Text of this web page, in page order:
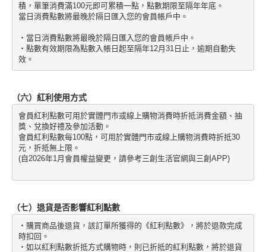
積，單筆消費滿100元即可累積一點，點數期限至隔年年底。
當日消費點數將最晚於隔日匯入您的會員帳戶中。
・當日消費點數將最晚於隔日匯入您的會員帳戶中。
・點數有效期限為點數入帳日起至隔年12月31日止，逾期自動失
效。
（六）紅利使用方式
會員紅利點數可用於實體門市或線上購物消費時折抵消費金額、抽
獎、兌換好禮及參加活動。
會員紅利點數每100點，可用於實體門市或線上購物消費時折抵30
元，折抵無上限。
(自2026年1月會員權益變更，請參考三創生活官網與三創APP)
（七）退貨是否影響紅利點數
・購買商品後退貨，該訂單所獲得的《紅利點數》，將於退款完成
時扣回。
・如以紅利點數折抵方式購物時，則已折抵的紅利點數，將於退貨